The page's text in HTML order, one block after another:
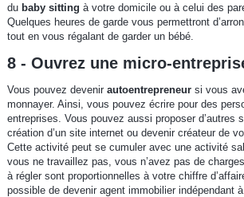
du baby sitting à votre domicile ou à celui des
Quelques heures de garde vous permettront
tout en vous régalant de garder un bébé.
8 - Ouvrez une micro-
Vous pouvez devenir autoentrepreneur si vous
monnayer. Ainsi, vous pouvez écrire pour des
entreprises. Vous pouvez aussi proposer d’autres
création d’un site internet ou devenir créateur de
Cette activité peut se cumuler avec une activité
vous ne travaillez pas, vous n’avez pas de
à régler sont proportionnelles à votre chiffre
possible de devenir agent immobilier indépendant